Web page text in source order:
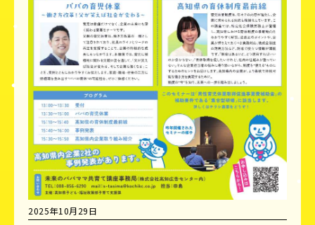
2025年10月29日